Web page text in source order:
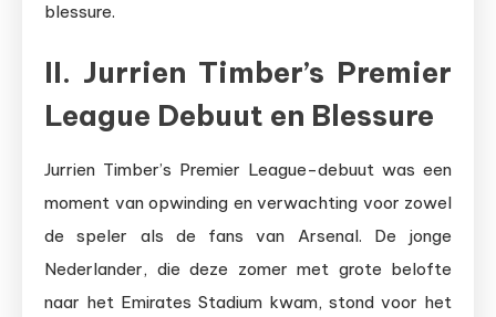
blessure.
II. Jurrien Timber’s Premier
League Debuut en Blessure
Jurrien Timber’s Premier League-debuut was een
moment van opwinding en verwachting voor zowel
de speler als de fans van Arsenal. De jonge
Nederlander, die deze zomer met grote belofte
naar het Emirates Stadium kwam, stond voor het